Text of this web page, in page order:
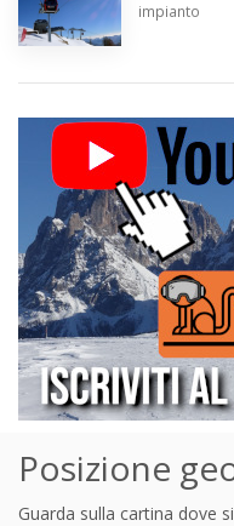
impianto
Posizione
Guarda sulla cartina dove